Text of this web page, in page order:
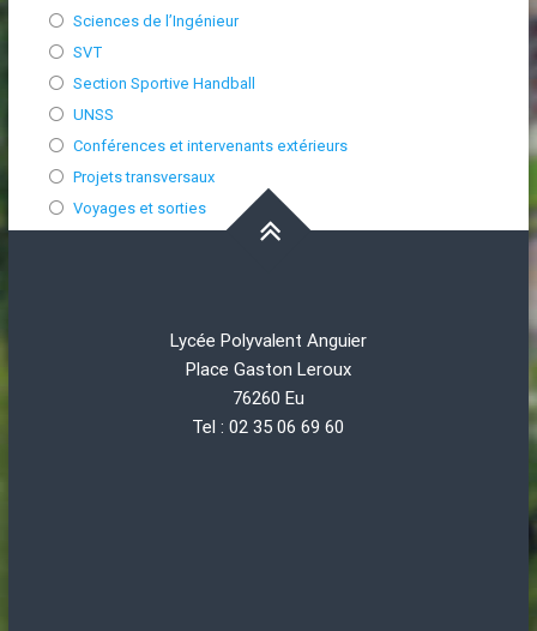
Sciences de l’Ingénieur
SVT
Section Sportive Handball
UNSS
Conférences et intervenants extérieurs
Projets transversaux
Voyages et sorties
Lycée Polyvalent Anguier
Place Gaston Leroux
76260 Eu
Tel : 02 35 06 69 60